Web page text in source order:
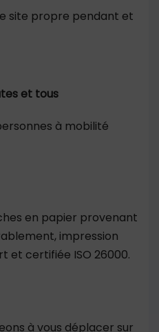
site propre pendant et
et tous
à mobilité
en papier provenant
impression
et certifiée ISO 26000.
à vous déplacer sur